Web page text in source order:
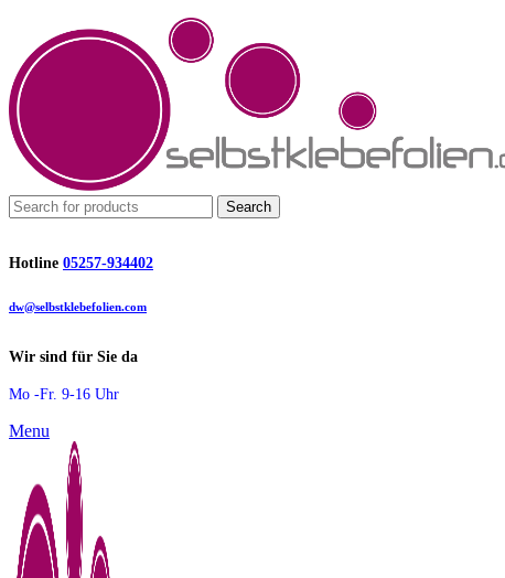
Search
Hotline 05257-934402
dw@selbstklebefolien.com
Wir sind für Sie da
Mo -Fr. 9-16 Uhr
Menu